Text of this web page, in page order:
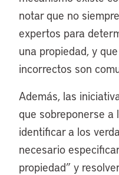
notar que no
expertos para
una propiedad, y
incorrectos son
Además, las
que sobreponerse a
identificar a los
necesario
propiedad” y